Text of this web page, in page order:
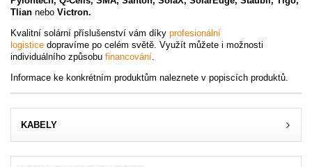
Bateriová úložiště
Nabíjecí stanice
Montážní systémy
Tlian nebo Victron.
Kvalitní solární příslušenství vám díky profesionální
logistice dopravíme po celém světě. Využít můžete i možnosti
individuálního způsobu financování.
Informace ke konkrétním produktům naleznete v popiscích produktů.
KABELY